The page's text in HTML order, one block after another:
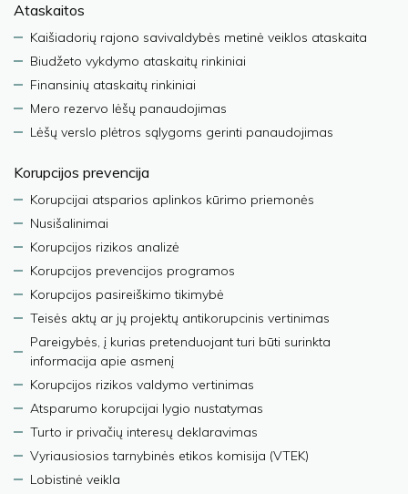
Ataskaitos
Kaišiadorių rajono savivaldybės metinė veiklos ataskaita
Biudžeto vykdymo ataskaitų rinkiniai
Finansinių ataskaitų rinkiniai
Mero rezervo lėšų panaudojimas
Lėšų verslo plėtros sąlygoms gerinti panaudojimas
Korupcijos prevencija
Korupcijai atsparios aplinkos kūrimo priemonės
Nusišalinimai
Korupcijos rizikos analizė
Korupcijos prevencijos programos
Korupcijos pasireiškimo tikimybė
Teisės aktų ar jų projektų antikorupcinis vertinimas
Pareigybės, į kurias pretenduojant turi būti surinkta
informacija apie asmenį
Korupcijos rizikos valdymo vertinimas
Atsparumo korupcijai lygio nustatymas
Turto ir privačių interesų deklaravimas
Vyriausiosios tarnybinės etikos komisija (VTEK)
Lobistinė veikla